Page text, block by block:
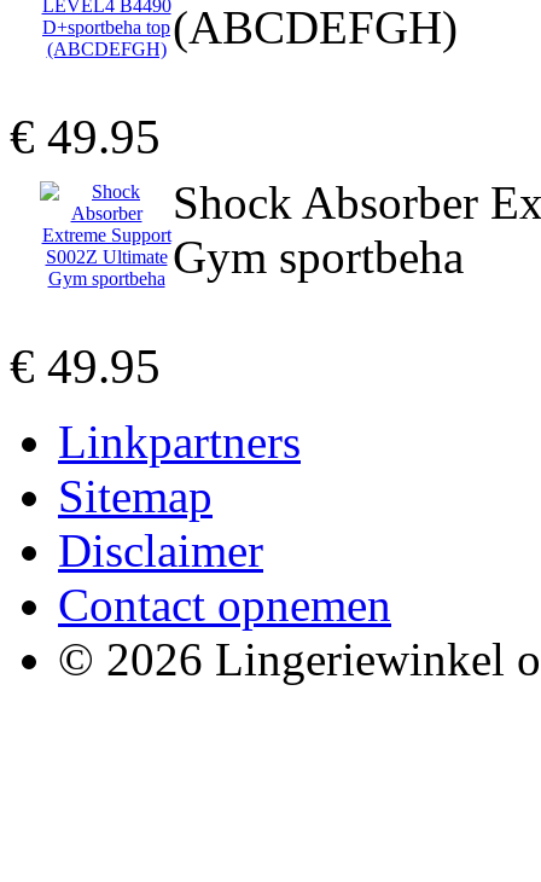
(ABCDEFGH)
€ 49.95
Shock Absorber
Gym sportbeha
€ 49.95
Linkpartners
Sitemap
Disclaimer
Contact opnemen
© 2026 Lingeriewinkel